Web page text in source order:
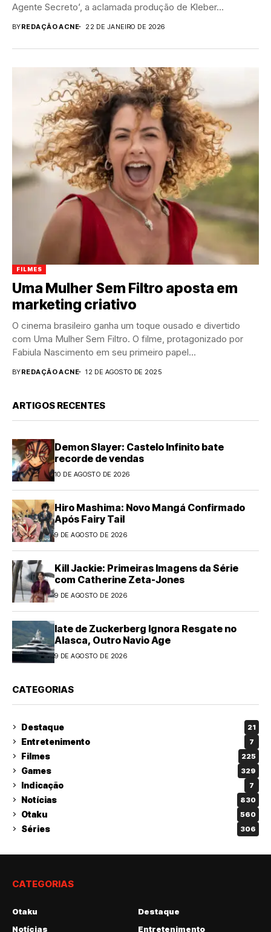
Agente Secreto’, a aclamada produção de Kleber...
BYREDAÇÃO ACNE 22 DE JANEIRO DE 2026
FILMES
Uma Mulher Sem Filtro aposta em
marketing criativo
O cinema brasileiro ganha um toque ousado e divertido
com Uma Mulher Sem Filtro. O filme, protagonizado por
Fabiula Nascimento em seu primeiro papel...
BYREDAÇÃO ACNE 12 DE AGOSTO DE 2025
ARTIGOS RECENTES
Demon Slayer: Castelo Infinito bate
recorde de vendas
10 DE AGOSTO DE 2026
Hiro Mashima: Novo Mangá Confirmado
Após Fairy Tail
9 DE AGOSTO DE 2026
Kill Jackie: Primeiras Imagens da Série
com Catherine Zeta-Jones
9 DE AGOSTO DE 2026
Iate de Zuckerberg Ignora Resgate no
Alasca, Outro Navio Age
9 DE AGOSTO DE 2026
CATEGORIAS
Destaque 21
Entretenimento 7
Filmes 225
Games 329
Indicação 7
Notícias 830
Otaku 560
Séries 306
CATEGORIAS
Otaku
Destaque
Notícias
Entretenimento